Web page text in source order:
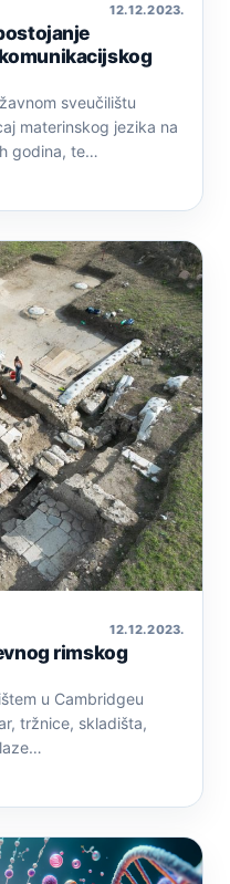
12. 12. 2023.
sveučilištu
materinskog jezika na
godina, te…
12. 12. 2023.
rimskog
u Cambridgeu
tržnice, skladišta,